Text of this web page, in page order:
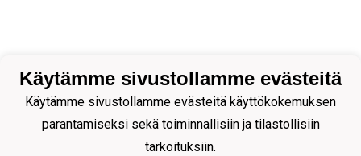
Käytämme sivustollamme evästeitä
Käytämme sivustollamme evästeitä käyttökokemuksen
parantamiseksi sekä toiminnallisiin ja tilastollisiin
tarkoituksiin.